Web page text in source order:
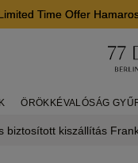
Time Offer
ÖRÖKKÉVALÓSÁG
biztosított kiszállítás